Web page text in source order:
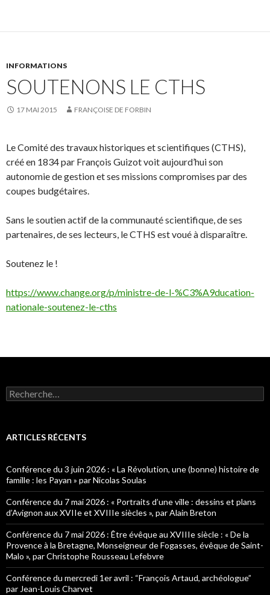
INFORMATIONS
SOUTENONS LE CTHS
17 MAI 2015 FRANÇOISE DE FORBIN
Le Comité des travaux historiques et scientifiques (CTHS),
créé en 1834 par François Guizot voit aujourd’hui son
autonomie de gestion et ses missions compromises par des
coupes budgétaires.
Sans le soutien actif de la communauté scientifique, de ses
partenaires, de ses lecteurs, le CTHS est voué à disparaître.
Soutenez le !
https://www.change.org/p/ministre-de-l-%C3%A9ducation-
nationale-soutenez-le-cths
R
e
e
h
e
r
:
ARTICLES RÉCENTS
Conférence du 3 juin 2026 : « La Révolution, une (bonne) histoire de
famille : les Payan » par Nicolas Soulas
Conférence du 7 mai 2026 : « Portraits d’une ville : dessins et plans
d’Avignon aux XVIIe et XVIIIe siècles », par Alain Breton
Conférence du 7 mai 2026 : Être évêque au XVIIIe siècle : « De la
Provence à la Bretagne, Monseigneur de Fogasses, évêque de Saint-
Malo », par Christophe Rousseau Lefebvre
Conférence du mercredi 1er avril : “François Artaud, archéologue”
par Jean-Louis Charvet